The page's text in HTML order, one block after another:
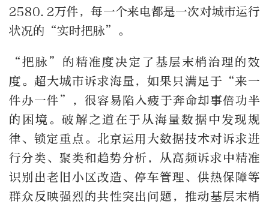
2580.2万件，每一个来电都是一次对城市运行
状况的“实时把脉”。
“把脉”的精准度决定了基层末梢治理的效
度。超大城市诉求海量，如果只满足于“来一
件办一件”，很容易陷入疲于奔命却事倍功半
的困境。破解之道在于从海量数据中发现规
律、锁定重点。北京运用大数据技术对诉求进
行分类、聚类和趋势分析，从高频诉求中精准
识别出老旧小区改造、停车管理、供热保障等
群众反映强烈的共性突出问题，推动基层末梢